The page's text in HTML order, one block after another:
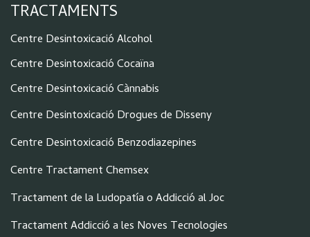
TRACTAMENTS
Centre Desintoxicació Alcohol
Centre Desintoxicació Cocaïna
Centre Desintoxicació Cànnabis
Centre Desintoxicació Drogues de Disseny
Centre Desintoxicació Benzodiazepines
Centre Tractament Chemsex
Tractament de la Ludopatía o Addicció al Joc
Tractament Addicció a les Noves Tecnologies